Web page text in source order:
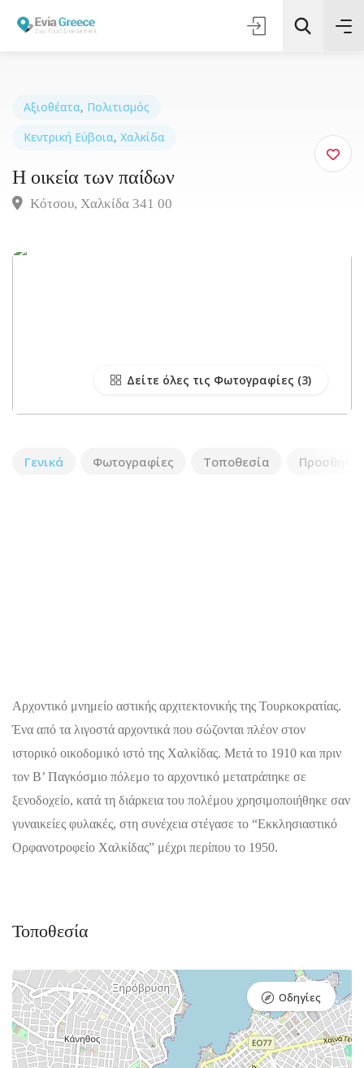
Αξιοθέατα, Πολιτισμός
Κεντρική Εύβοια, Χαλκίδα
Η οικεία των παίδων
Κότσου, Χαλκίδα 341 00
Δείτε όλες τις Φωτογραφίες
Γενικά Φωτογραφίες Τοποθεσία Προσθήκη
Αρχοντικό μνημείο αστικής αρχιτεκτονικής της Τουρκοκρατίας.
Ένα από τα λιγοστά αρχοντικά που σώζονται πλέον στον
ιστορικό οικοδομικό ιστό της Χαλκίδας. Μετά το 1910 και πριν
τον Β’ Παγκόσμιο πόλεμο το αρχοντικό μετατράπηκε σε
ξενοδοχείο, κατά τη διάρκεια του πολέμου χρησιμοποιήθηκε σαν
γυναικείες φυλακές, στη συνέχεια στέγασε το “Εκκλησιαστικό
Ορφανοτροφείο Χαλκίδας” μέχρι περίπου το 1950.
Τοποθεσία
Οδηγίες